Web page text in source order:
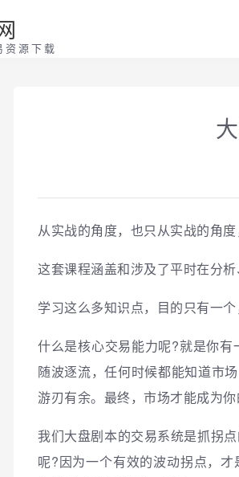
资源下载
从实战的角度，也只从实战的角
这套课程涵盖和涉及了平时在分
学习这么多知识点，目的只有一
什么是核心交易能力呢?就是你
随波逐流，任何时候都能知道市
游刃有余。最终，市场才能成为你
我们大盘剧本的交易系统是抓拐
呢?因为一个有效的波动拐点，